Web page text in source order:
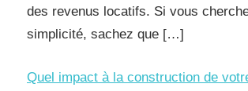
des revenus locatifs. Si vous
simplicité, sachez que […]
Quel impact à la construction de